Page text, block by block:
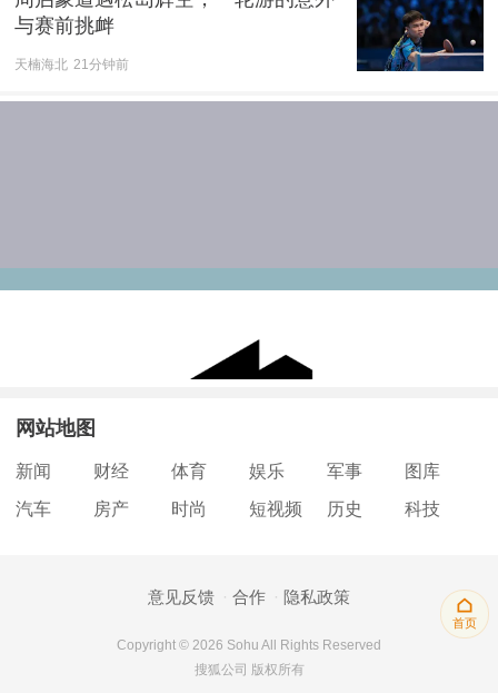
首页
与赛前挑衅
天楠海北 21分钟前
网站地图
新闻 财经 体育 娱乐 军事
图库
汽车
房产 时尚 短视频 历史 科技
意见反馈 合作 隐私政策
Copyright © 2026 Sohu All Rights Reserved
搜狐公司 版权所有